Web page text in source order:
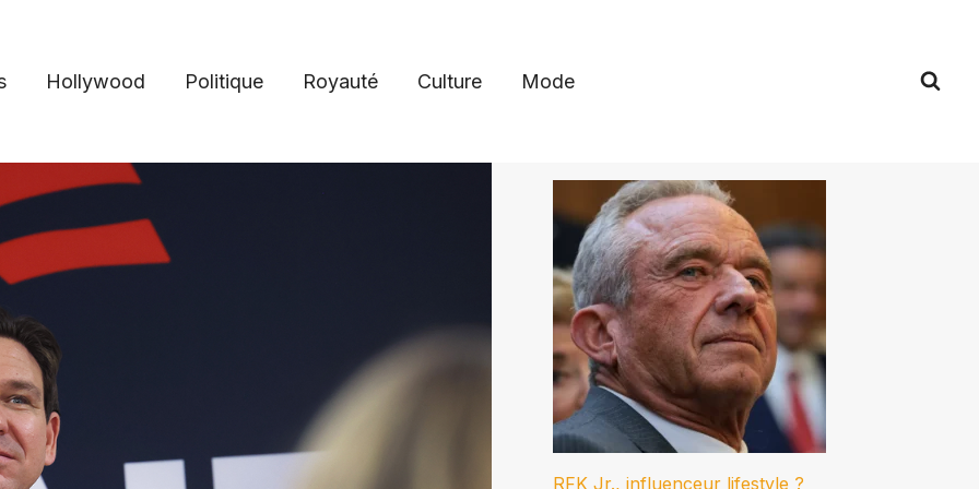
Hollywood Politique Royauté Culture Mode
RFK Jr., influenceur lifestyle ?